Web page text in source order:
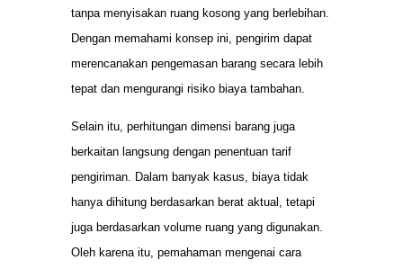
tanpa menyisakan ruang kosong yang berlebihan.
Dengan memahami konsep ini, pengirim dapat
merencanakan pengemasan barang secara lebih
tepat dan mengurangi risiko biaya tambahan.
Selain itu, perhitungan dimensi barang juga
berkaitan langsung dengan penentuan tarif
pengiriman. Dalam banyak kasus, biaya tidak
hanya dihitung berdasarkan berat aktual, tetapi
juga berdasarkan volume ruang yang digunakan.
Oleh karena itu, pemahaman mengenai cara